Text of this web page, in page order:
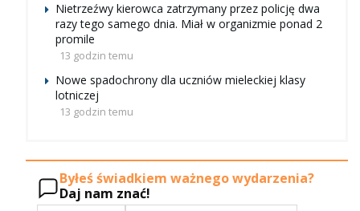
Nietrzeźwy kierowca zatrzymany przez policję dwa
razy tego samego dnia. Miał w organizmie ponad 2
promile
13 godzin temu
Nowe spadochrony dla uczniów mieleckiej klasy
lotniczej
13 godzin temu
Byłeś świadkiem ważnego wydarzenia?
Daj nam znać!